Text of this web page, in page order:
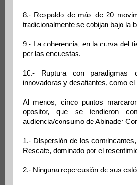
8.- Respaldo de más de 20
tradicionalmente se cobijan bajo la
9.- La coherencia, en la curva del
por las encuestas.
10.- Ruptura con paradigmas
innovadoras y desafiantes, como
Al menos, cinco puntos
opositor, que se tendieron
audiencia/consumo de Abinader
1.- Dispersión de los
Rescate, dominado por el
2.- Ninguna repercusión de sus